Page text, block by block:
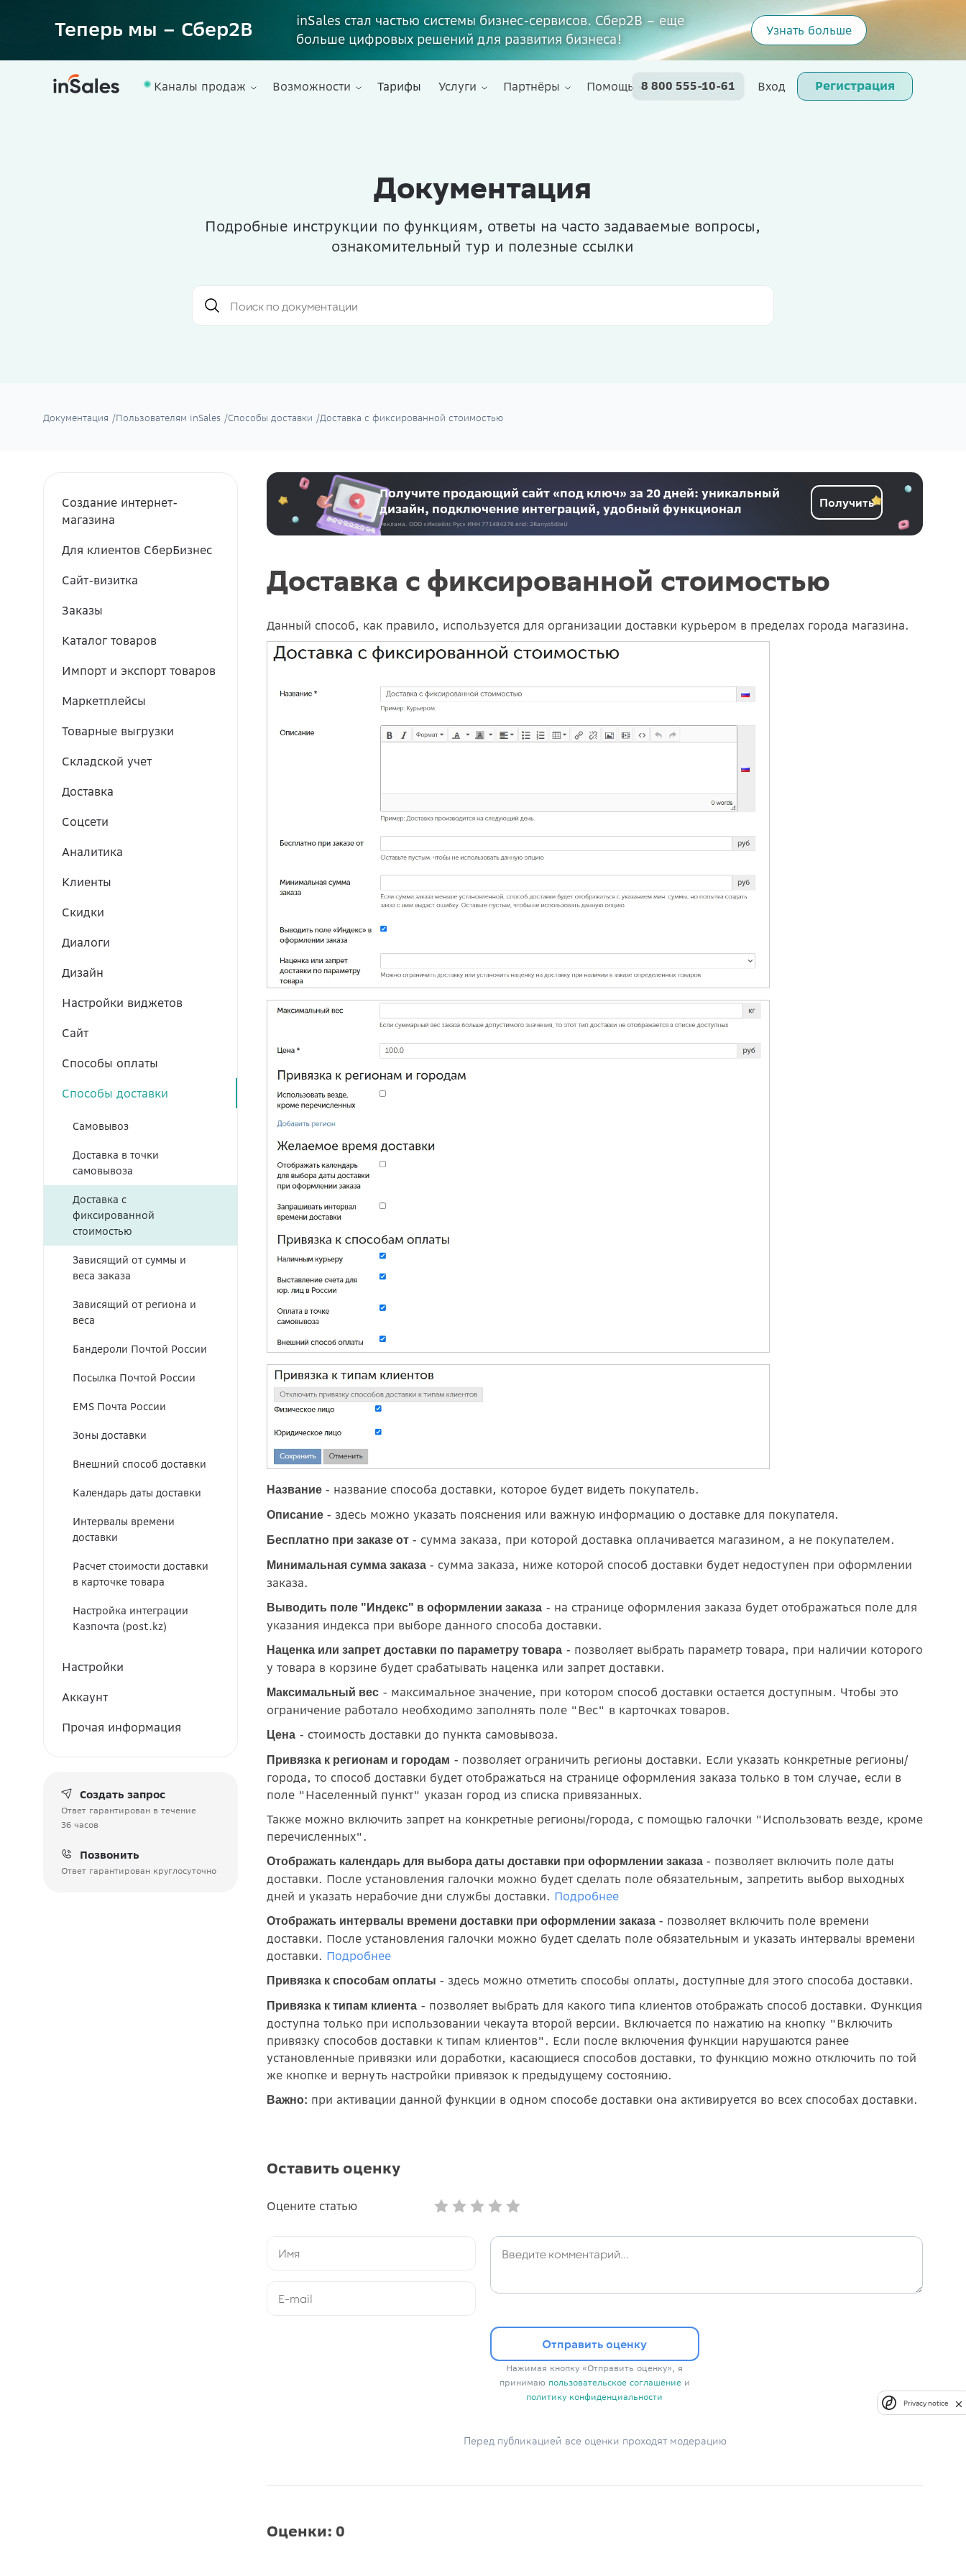
Теперь мы – Сбер2B
inSales стал частью системы бизнес-сервисов. Сбер2В – еще
больше цифровых решений для развития бизнеса!
Узнать больше
Каналы продаж Возможности Тарифы Услуги Партнёры Помощь 8 800 555-10-61 Вход Регистрация
Документация
Подробные инструкции по функциям, ответы на часто задаваемые вопросы,
ознакомительный тур и полезные ссылки
Документация /Пользователям inSales /Способы доставки /Доставка с фиксированной стоимостью
Создание интернет-
магазина
Для клиентов СберБизнес
Сайт-визитка
Заказы
Каталог товаров
Импорт и экспорт товаров
Маркетплейсы
Товарные выгрузки
Складской учет
Доставка
Соцсети
Аналитика
Клиенты
Скидки
Диалоги
Дизайн
Настройки виджетов
Сайт
Способы оплаты
Способы доставки
Самовывоз
Доставка в точки
самовывоза
Доставка с
фиксированной
стоимостью
Зависящий от суммы и
веса заказа
Зависящий от региона и
веса
Бандероли Почтой России
Посылка Почтой России
EMS Почта России
Зоны доставки
Внешний способ доставки
Календарь даты доставки
Интервалы времени
доставки
Расчет стоимости доставки
в карточке товара
Настройка интеграции
Казпочта (post.kz)
Настройки
Аккаунт
Прочая информация
Создать запрос
Ответ гарантирован в течение
36 часов
Позвонить
Ответ гарантирован круглосуточно
Получите продающий сайт «под ключ» за 20 дней: уникальный
дизайн, подключение интеграций, удобный функционал
Реклама. ООО «Инсейлс Рус»‎ ИНН 771484376 erid: 2Ranyo5dJeU
Получить
Доставка с фиксированной стоимостью
Данный способ, как правило, используется для организации доставки курьером в пределах города магазина.
Название - название способа доставки, которое будет видеть покупатель.
Описание - здесь можно указать пояснения или важную информацию о доставке для покупателя.
Бесплатно при заказе от - сумма заказа, при которой доставка оплачивается магазином, а не покупателем.
Минимальная сумма заказа - сумма заказа, ниже которой способ доставки будет недоступен при оформлении
заказа.
Выводить поле "Индекс" в оформлении заказа - на странице оформления заказа будет отображаться поле для
указания индекса при выборе данного способа доставки.
Наценка или запрет доставки по параметру товара - позволяет выбрать параметр товара, при наличии которого
у товара в корзине будет срабатывать наценка или запрет доставки.
Максимальный вес - максимальное значение, при котором способ доставки остается доступным. Чтобы это
ограничение работало необходимо заполнять поле "Вес" в карточках товаров.
Цена - стоимость доставки до пункта самовывоза.
Привязка к регионам и городам - позволяет ограничить регионы доставки. Если указать конкретные регионы/
города, то способ доставки будет отображаться на странице оформления заказа только в том случае, если в
поле "Населенный пункт" указан город из списка привязанных.
Также можно включить запрет на конкретные регионы/города, с помощью галочки "Использовать везде, кроме
перечисленных".
Отображать календарь для выбора даты доставки при оформлении заказа - позволяет включить поле даты
доставки. После установления галочки можно будет сделать поле обязательным, запретить выбор выходных
дней и указать нерабочие дни службы доставки. Подробнее
Отображать интервалы времени доставки при оформлении заказа - позволяет включить поле времени
доставки. После установления галочки можно будет сделать поле обязательным и указать интервалы времени
доставки. Подробнее
Привязка к способам оплаты - здесь можно отметить способы оплаты, доступные для этого способа доставки.
Привязка к типам клиента - позволяет выбрать для какого типа клиентов отображать способ доставки. Функция
доступна только при использовании чекаута второй версии. Включается по нажатию на кнопку "Включить
привязку способов доставки к типам клиентов". Если после включения функции нарушаются ранее
установленные привязки или доработки, касающиеся способов доставки, то функцию можно отключить по той
же кнопке и вернуть настройки привязок к предыдущему состоянию.
Важно: при активации данной функции в одном способе доставки она активируется во всех способах доставки.
Оставить оценку
Оцените статью
Отправить оценку
Нажимая кнопку «Отправить оценку», я
принимаю пользовательское соглашениеи
политику конфиденциальности
Перед публикацией все оценки проходят модерацию
Оценки: 0
Privacy notice